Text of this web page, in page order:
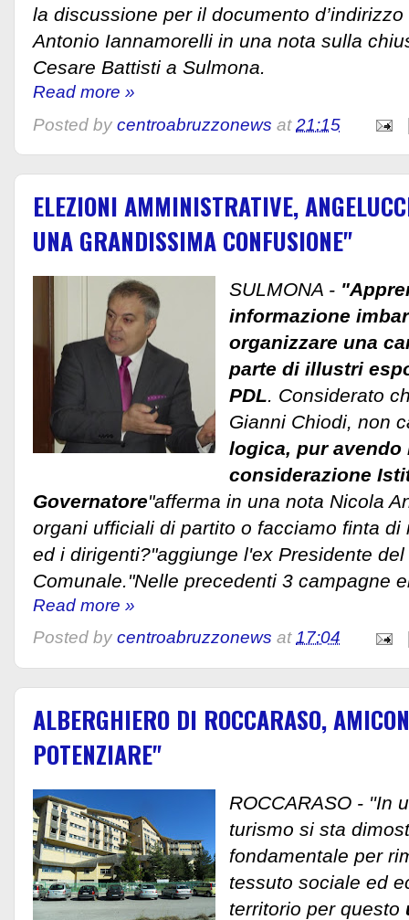
la discussione per il documento
Antonio Iannamorelli in una nota sulla
Cesare Battisti a Sulmona.
Read more »
Posted by centroabruzzonews at21:15
ELEZIONI AMMINISTRATIVE,
UNA GRANDISSIMA CONFUSIONE"
SULMONA -
informazione
organizzare una
parte di illustri
PDL. Considerato
Gianni Chiodi, non
logica, pur avendo
considerazione
Governatore"afferma in una nota Nicola
organi ufficiali di partito o facciamo finta di
ed i dirigenti?"aggiunge l'ex Presidente
Comunale."Nelle precedenti 3 campagne
Read more »
Posted by centroabruzzonews at17:04
ALBERGHIERO DI ROCCARASO,
POTENZIARE"
ROCCARASO - ''In
turismo si sta
fondamentale per
tessuto sociale ed
territorio per questo